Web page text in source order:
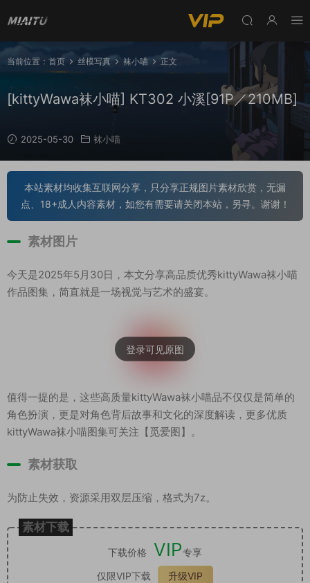
当前位置： 首页 丝模写真 袜小喵 正文
[kittyWawa袜小喵] KT302 小溪[91P／210MB]
2025-05-30 袜小喵
本站素材均收集互联网分享，只分享正规图片素材欣赏，无漏
点、18+成人内容素材，如您有需要请关闭本站，另寻。谢谢！
素材图片
今天是2025年5月30日，本文分享高品质优秀kittyWawa袜小喵
作品图集，简直就是一场视觉与艺术的盛宴。
值得一提的是，这些高质量kittyWawa袜小喵品不仅仅是简单的
角色扮演，更是对角色背后故事和文化的深度解读，更多优质
kittyWawa袜小喵图集可关注【觅爱图】。
素材获取
为防止失效，资源采用双层压缩，格式为7z。
素材下载
下载价格 VIP专享
仅限VIP下载
升级VIP